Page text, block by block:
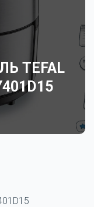
TEFAL